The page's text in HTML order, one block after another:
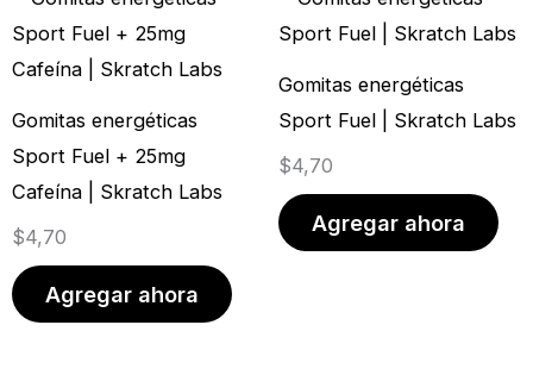
Gomitas energéticas
Sport Fuel + 25mg
Cafeína | Skratch Labs
$4,70
Agregar ahora
Gomitas energéticas
Sport Fuel | Skratch Labs
$4,70
Agregar ahora